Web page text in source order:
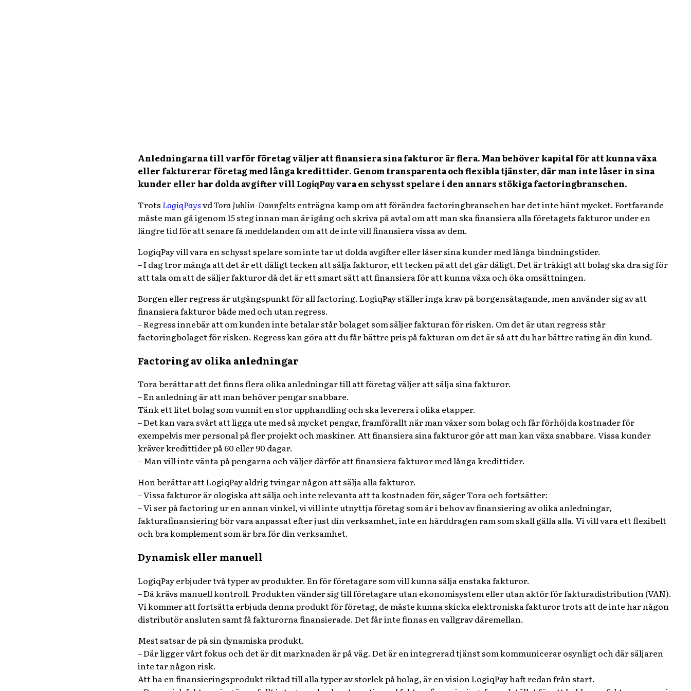
Anledningarna till varför företag väljer att finansiera sina fakturor är flera. Man behöver kapital för att kunna växa
eller fakturerar företag med långa kredittider. Genom transparenta och flexibla tjänster, där man inte låser in sina
kunder eller har dolda avgifter villLogiqPayvara en schysst spelare i den annars stökiga factoringbranschen.
Trots LogiqPaysvdTora Juhlin-Dannfeltsenträgna kamp om att förändra factoringbranschen har det inte hänt mycket. Fortfarande
måste man gå igenom 15 steg innan man är igång och skriva på avtal om att man ska finansiera alla företagets fakturor under en
längre tid för att senare få meddelanden om att de inte vill finansiera vissa av dem.
LogiqPay vill vara en schysst spelare som inte tar ut dolda avgifter eller låser sina kundermed långa bindningstider.
– I dag tror många attdet är ett dåligt tecken att sälja fakturor, ett tecken på att det går dåligt. Det är tråkigt att bolag ska dra sig för
att tala om att de säljer fakturor då det är ett smart sätt att finansiera för att kunna växa och öka omsättningen.
Borgen eller regress är utgångspunkt för all factoring. LogiqPayställer inga krav på borgensåtagande, men använder sig avatt
finansiera fakturor både med och utanregress.
–Regressinnebär att om kunden inte betalar står bolaget som säljer fakturan för risken. Om det är utan regress står
factoringbolaget för risken. Regress kan göra att du får bättre prispå fakturan om det är så att du har bättre rating än din kund.
Factoring av olika anledningar
Tora berättar att det finns flera olika anledningar till att företag väljer att sälja sina fakturor.
– En anledning är att man behöver pengarsnabbare.
Tänk ett litet bolag som vunnit en stor upphandling och ska leverera i olika etapper.
– Det kan vara svårt att ligga ute med så mycket pengar, framförallt när man växer som bolag och får förhöjda kostnader för
exempelvis mer personal på fler projekt och maskiner. Att finansiera sina fakturor gör att man kan växa snabbare. Vissa kunder
kräver kredittider på 60 eller 90 dagar.
– Man vill inte vänta på pengarna och väljer därför att finansiera fakturor med långa kredittider.
Hon berättar att LogiqPay aldrig tvingar någon att sälja alla fakturor.
– Vissa fakturor är ologiska att sälja och inte relevanta att ta kostnaden för, säger Tora och fortsätter:
– Vi ser på factoring ur en annan vinkel, vi vill inte utnyttjaföretag som är i behov av finansiering av olika anledningar,
fakturafinansiering bör vara anpassat efter just din verksamhet, inte en hårddragen ram som skall gälla alla. Vi vill vara ett flexibelt
och bra komplement som är bra för din verksamhet.
Dynamisk eller manuell
LogiqPay erbjuder två typer av produkter. En för företagare som vill kunna sälja enstaka fakturor.
– Då krävs manuell kontroll. Produkten vänder sig till företagare utan ekonomisystemeller utan aktör för fakturadistribution (VAN).
Vi kommer attfortsätta erbjudadenna produkt för företag, de måste kunna skicka elektroniska fakturor trots att de inte har någon
distributöransluten samt få fakturornafinansierade. Det får inte finnas en vallgrav däremellan.
Mest satsar de på sin dynamiska produkt.
– Där ligger vårt fokus och det är dit marknaden är på väg. Det är en integrerad tjänst som kommunicerar osynligt och där säljaren
inte tar någon risk.
Att ha en finansieringsprodukt riktad till alla typer av storlek på bolag, är en vision LogiqPay haft redan från start.